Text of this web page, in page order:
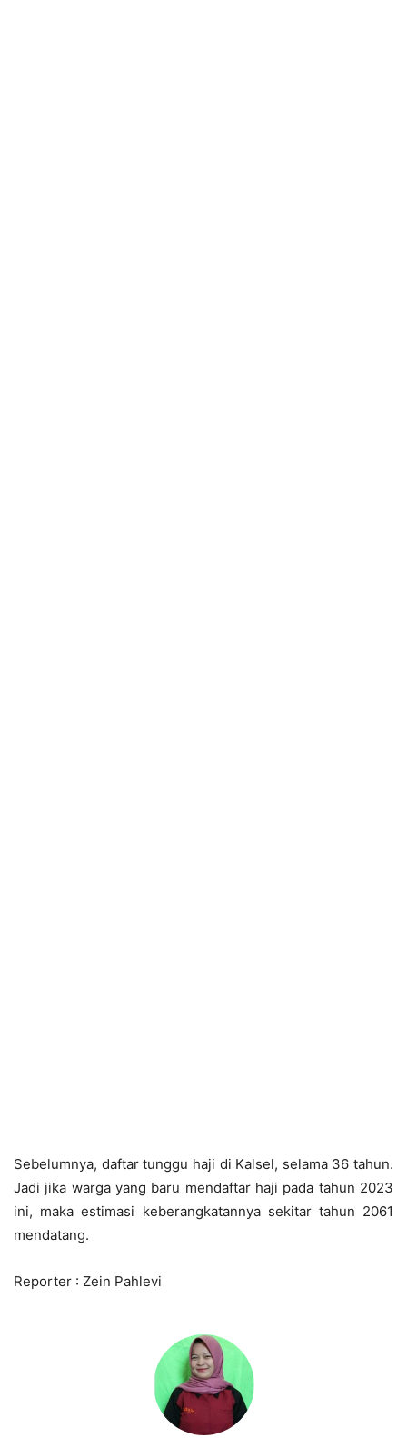
Sebelumnya, daftar tunggu haji di Kalsel, selama 36 tahun.
Jadi jika warga yang baru mendaftar haji pada tahun 2023
ini, maka estimasi keberangkatannya sekitar tahun 2061
mendatang.
Reporter : Zein Pahlevi